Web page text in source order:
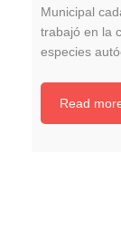
Municipal
trabajó en la
especies
Read